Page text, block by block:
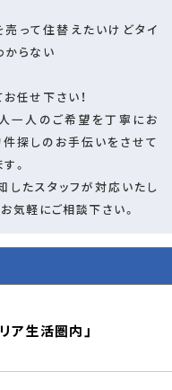
売って住替えたいけどタイ
からない
任せ下さい！
一人のご希望を丁寧にお
件探しのお手伝いをさせて
。
したスタッフが対応いたし
気軽にご相談下さい。
ア生活圏内」